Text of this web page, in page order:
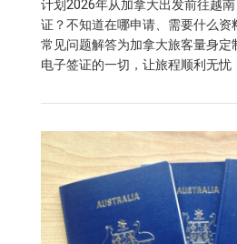
计划2026年从加拿大出发前往越
证？不知道在哪申请、需要什么资
常见问题解答为加拿大旅客量身定
电子签证的一切，让旅程顺利无忧